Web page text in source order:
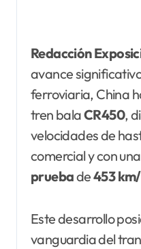
Redacción
avance
ferroviaria, China
tren balaCR450,
velocidades de
comercial y con una
pruebade453
Este desarrollo
vanguardia del